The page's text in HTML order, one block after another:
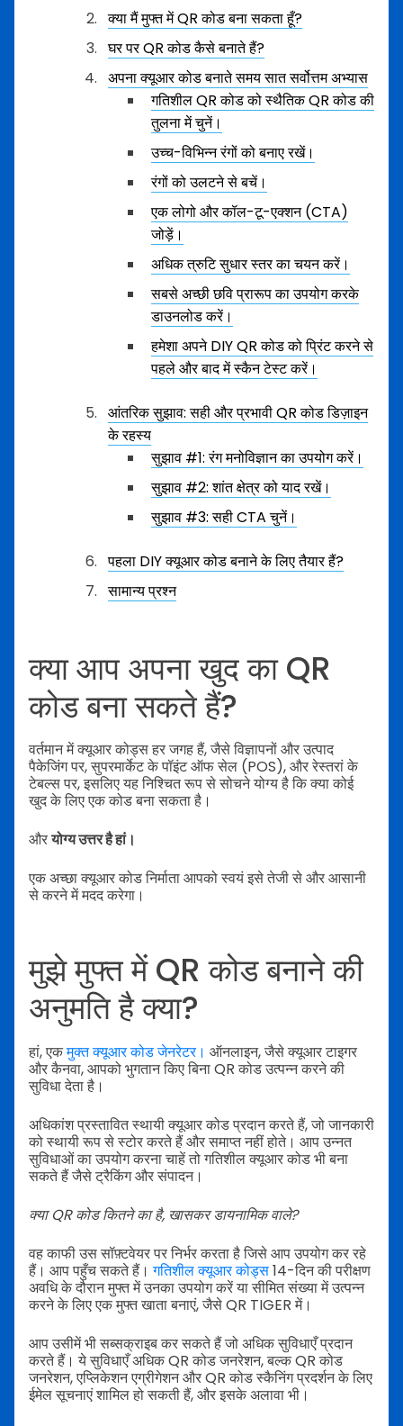
क्या मैं मुफ्त में QR कोड बना सकता हूँ?
घर पर QR कोड कैसे बनाते हैं?
अपना क्यूआर कोड बनाते समय सात सर्वोत्तम अभ्यास
गतिशील QR कोड को स्थैतिक QR कोड की
तुलना में चुनें।
उच्च-विभिन्न रंगों को बनाए रखें।
रंगों को उलटने से बचें।
एक लोगो और कॉल-टू-एक्शन (CTA)
जोड़ें।
अधिक त्रुटि सुधार स्तर का चयन करें।
सबसे अच्छी छवि प्रारूप का उपयोग करके
डाउनलोड करें।
हमेशा अपने DIY QR कोड को प्रिंट करने से
पहले और बाद में स्कैन टेस्ट करें।
आंतरिक सुझाव: सही और प्रभावी QR कोड डिज़ाइन
के रहस्य
सुझाव #1: रंग मनोविज्ञान का उपयोग करें।
सुझाव #2: शांत क्षेत्र को याद रखें।
सुझाव #3: सही CTA चुनें।
पहला DIY क्यूआर कोड बनाने के लिए तैयार हैं?
सामान्य प्रश्न
क्या आप अपना खुद का QR
कोड बना सकते हैं?
वर्तमान में क्यूआर कोड्स हर जगह हैं, जैसे विज्ञापनों और उत्पाद
पैकेजिंग पर, सुपरमार्केट के पॉइंट ऑफ सेल (POS), और रेस्तरां के
टेबल्स पर, इसलिए यह निश्चित रूप से सोचने योग्य है कि क्या कोई
खुद के लिए एक कोड बना सकता है।
औरयोग्य उत्तर है हां।
एक अच्छा क्यूआर कोड निर्माता आपको स्वयं इसे तेजी से और आसानी
से करने में मदद करेगा।
मुझे मुफ्त में QR कोड बनाने की
अनुमति है क्या?
हां, एकमुक्त क्यूआर कोड जेनरेटर। ऑनलाइन, जैसे क्यूआर टाइगर
और कैनवा, आपको भुगतान किए बिना QR कोड उत्पन्न करने की
सुविधा देता है।
अधिकांश प्रस्तावित स्थायी क्यूआर कोड प्रदान करते हैं, जो जानकारी
को स्थायी रूप से स्टोर करते हैं और समाप्त नहीं होते। आप उन्नत
सुविधाओं का उपयोग करना चाहें तो गतिशील क्यूआर कोड भी बना
सकते हैं जैसे ट्रैकिंग और संपादन।
क्या QR कोड कितने का है, खासकर डायनामिक वाले?
वह काफी उस सॉफ़्टवेयर पर निर्भर करता है जिसे आप उपयोग कर रहे
हैं। आप पहुँच सकते हैं।गतिशील क्यूआर कोड्स14-दिन की परीक्षण
अवधि के दौरान मुफ्त में उनका उपयोग करें या सीमित संख्या में उत्पन्न
करने के लिए एक मुफ्त खाता बनाएं, जैसे QR TIGER में।
आप उसीमें भी सब्सक्राइब कर सकते हैं जो अधिक सुविधाएँ प्रदान
करते हैं। ये सुविधाएँ अधिक QR कोड जनरेशन, बल्क QR कोड
जनरेशन, एप्लिकेशन एग्रीगेशन और QR कोड स्कैनिंग प्रदर्शन के लिए
ईमेल सूचनाएं शामिल हो सकती हैं, और इसके अलावा भी।